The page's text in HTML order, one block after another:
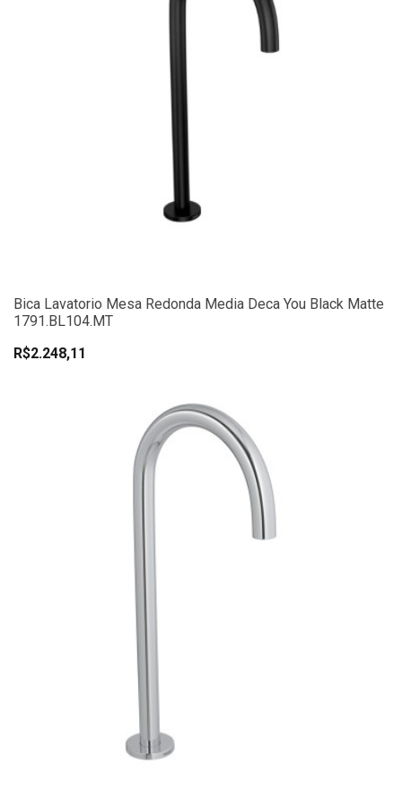
Bica Lavatorio Mesa Redonda Media Deca You Black Matte
1791.BL104.MT
R$2.248,11